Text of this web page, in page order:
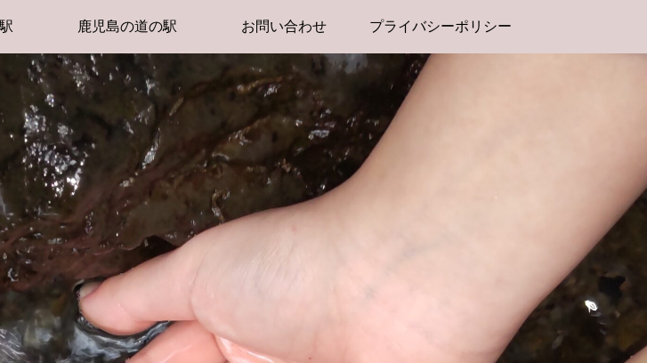
鹿児島の道の駅 お問い合わせ プライバシーポリシー